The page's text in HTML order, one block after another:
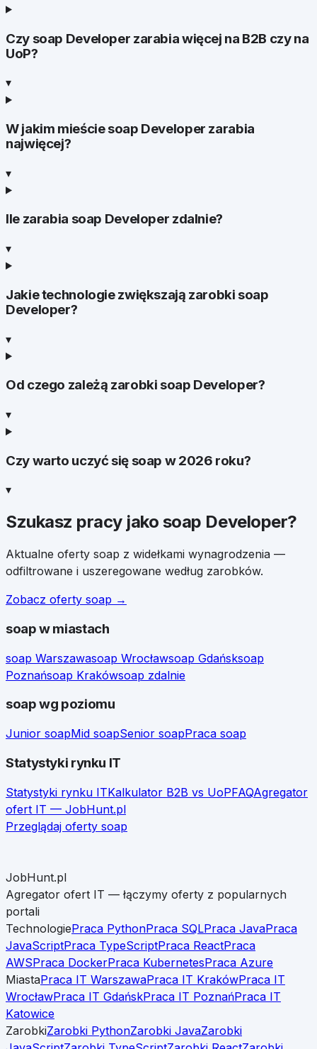
Czy soap Developer zarabia więcej na B2B czy na
UoP?
▾
W jakim mieście soap Developer zarabia
najwięcej?
▾
Ile zarabia soap Developer zdalnie?
▾
Jakie technologie zwiększają zarobki soap
Developer?
▾
Od czego zależą zarobki soap Developer?
▾
Czy warto uczyć się soap w 2026 roku?
▾
Szukasz pracy jako soap Developer?
Aktualne oferty soap z widełkami wynagrodzenia —
odfiltrowane i uszeregowane według zarobków.
Zobacz oferty soap →
soapw miastach
soap Warszawasoap Wrocławsoap Gdańsksoap
Poznańsoap Krakówsoap zdalnie
soapwg poziomu
Junior soapMid soapSenior soapPraca soap
Statystyki rynku IT
Statystyki rynku ITKalkulator B2B vs UoPFAQAgregator
ofert IT — JobHunt.pl
Przeglądaj oferty soap
JobHunt.pl
Agregator ofert IT — łączymy oferty z popularnych
portali
TechnologiePraca PythonPraca SQLPraca JavaPraca
JavaScriptPraca TypeScriptPraca ReactPraca
AWSPraca DockerPraca KubernetesPraca Azure
MiastaPraca IT WarszawaPraca IT KrakówPraca IT
WrocławPraca IT GdańskPraca IT PoznańPraca IT
Katowice
ZarobkiZarobki PythonZarobki JavaZarobki